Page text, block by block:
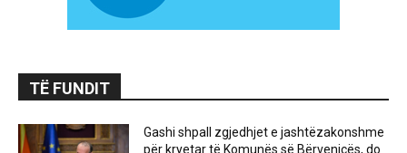
TË FUNDIT
Gashi shpall zgjedhjet e jashtëzakonshme
për kryetar të Komunës së Bërvenicës, do